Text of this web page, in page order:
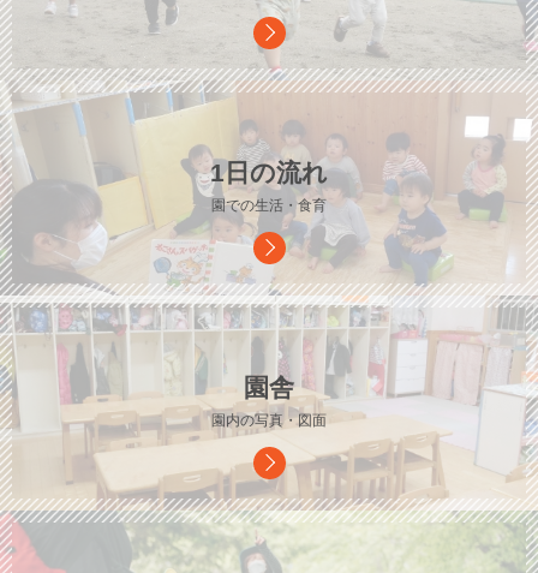
1日の流れ
園での生活・食育
園舎
園内の写真・図面